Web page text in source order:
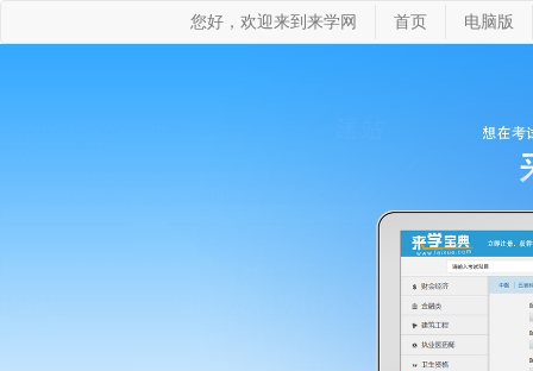
您好，欢迎来到来学网 首页 电脑版